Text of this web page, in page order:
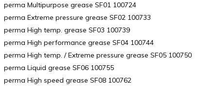
perma Multipurpose grease SF01 100724
perma Extreme pressure grease SF02 100733
perma High temp. grease SF03 100739
perma High performance grease SF04 100744
perma High temp. / Extreme pressure grease SF05 100750
perma Liquid grease SF06 100755
perma High speed grease SF08 100762